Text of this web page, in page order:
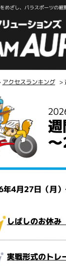
めざし、パラスポーツの
アクセスランキング >
4月27日（月
しばしのお休
実戦形式のトレ